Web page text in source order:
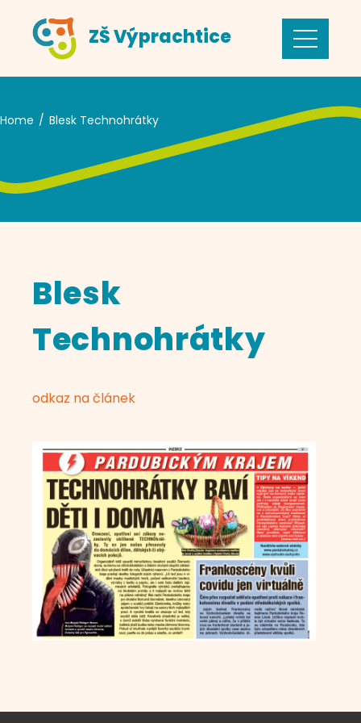
content
ZŠ Výprachtice
Home Blesk Technohrátky
Blesk
Technohrátky
odkaz na článek